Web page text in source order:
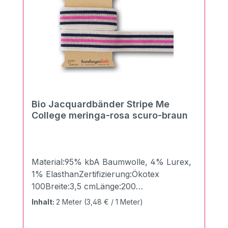
möglichTrockneranwendung nicht möglich
Bio Jacquardbänder Stripe Me
College meringa-rosa scuro-braun
Material:95% kbA Baumwolle, 4% Lurex,
1% ElasthanZertifizierung:Ökotex
100Breite:3,5 cmLänge:200
cmGewicht:510g/qm Mit den neuen Stripe
Inhalt: 2 Meter (3,48 € / 1 Meter)